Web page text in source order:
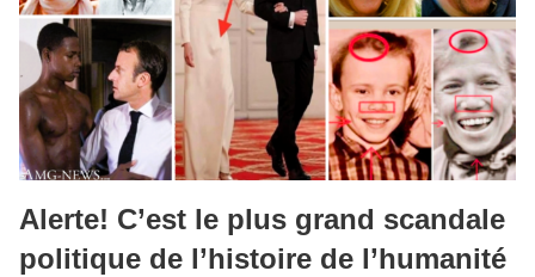
Alerte! C’est le plus grand scandale
politique de l’histoire de l’humanité